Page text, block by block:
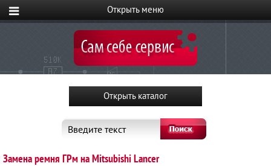
Введите текст
Замена ремня ГРм на Mitsubishi Lancer